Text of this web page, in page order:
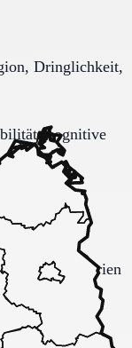
Dringlichkeit,
kognitive
Muss-Kriterien
vor der